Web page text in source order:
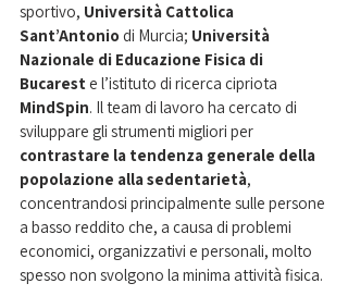
sportivo, Università Cattolica
Sant’Antonio di Murcia; Università
Nazionale di Educazione Fisica di
Bucarest e l’istituto di ricerca cipriota
MindSpin. Il team di lavoro ha cercato di
sviluppare gli strumenti migliori per
contrastare la tendenza generale della
popolazione alla sedentarietà,
concentrandosi principalmente sulle persone
a basso reddito che, a causa di problemi
economici, organizzativi e personali, molto
spesso non svolgono la minima attività fisica.